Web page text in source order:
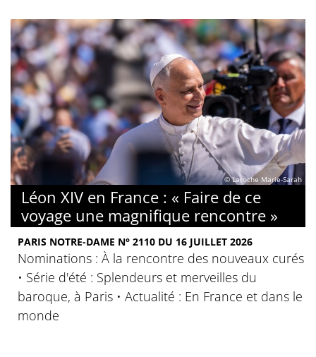
© Laroche Marie-Sarah
Léon XIV en France : « Faire de ce
voyage une magnifique rencontre »
PARIS NOTRE-DAME N° 2110 DU 16 JUILLET 2026
Nominations : À la rencontre des nouveaux curés
• Série d'été : Splendeurs et merveilles du
baroque, à Paris • Actualité : En France et dans le
monde